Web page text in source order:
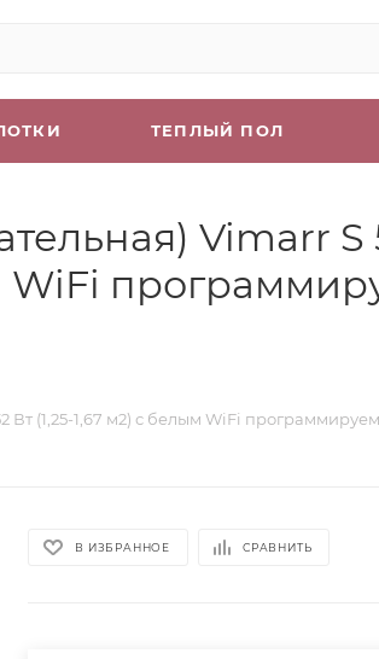
ТЕПЛЫЙ ПОЛ
Vimarr S
WiFi
Вт (1,25-1,67 м2) с белым WiFi
В ИЗБРАННОЕ СРАВНИТЬ